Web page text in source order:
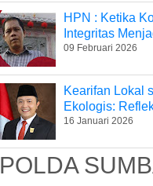
HPN : Ketika
Integritas
09 Februari 2026
Kearifan Lokal
Ekologis:
16 Januari 2026
POLDA